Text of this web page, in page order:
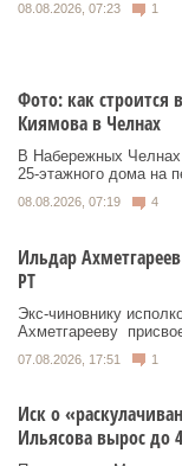
08.08.2026, 07:23 1
Фото: как строится
Киямова в Челнах
В Набережных Челнах
25‑этажного дома на
08.08.2026, 07:19 4
Ильдар
РТ
Экс‑чиновнику
Ахметгарееву
07.08.2026, 17:51 1
Иск о
Ильясова вырос до